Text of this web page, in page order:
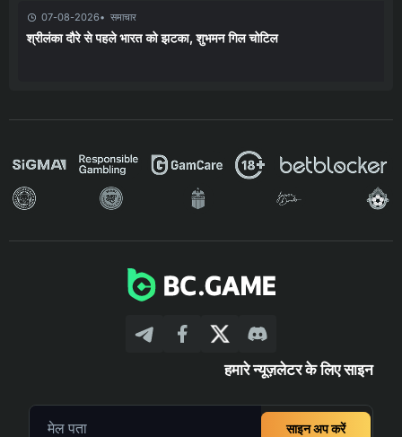
07-08-2026 समाचार
श्रीलंका दौरे से पहले भारत को झटका, शुभमन गिल चोटिल
हमारे न्यूज़लेटर के लिए साइन
साइन अप करें